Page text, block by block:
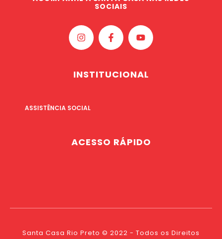
SOCIAIS
INSTITUCIONAL
ASSISTÊNCIA SOCIAL
ACESSO RÁPIDO
Santa Casa Rio Preto © 2022 - Todos os Direitos